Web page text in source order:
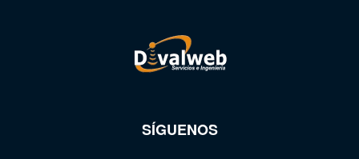
SÍGUENOS